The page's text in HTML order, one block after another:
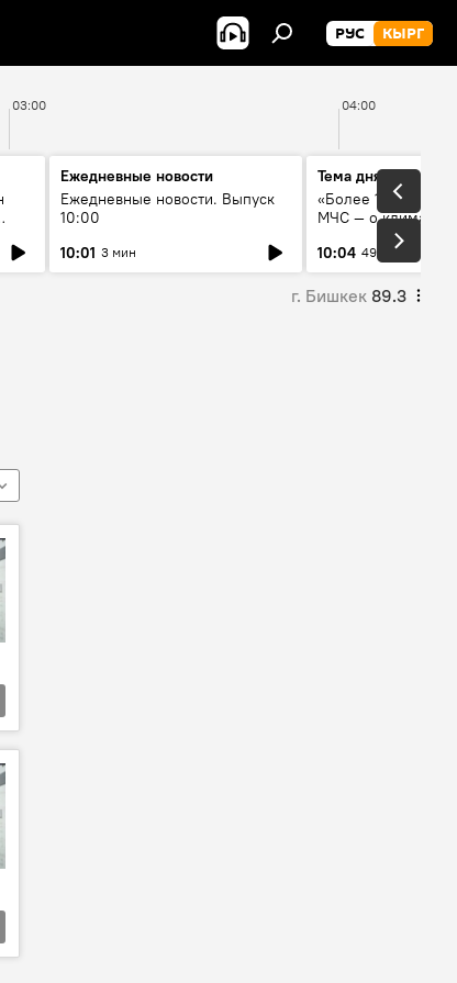
РУС КЫРГ
03:00 04:00
Ежедневные новости
Ежедневные новости. Выпуск
10:00
10:01 3 мин
Тема дня
«Более 1200 сёл в
МЧС — о климате,
системе
населения
10:04 49 мин
г. Бишкек 89.3